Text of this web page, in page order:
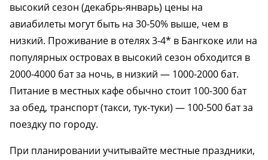
высокий сезон (декабрь-январь) цены на
авиабилеты могут быть на 30-50% выше, чем в
низкий. Проживание в отелях 3-4* в Бангкоке или на
популярных островах в высокий сезон обходится в
2000-4000 бат за ночь, в низкий — 1000-2000 бат.
Питание в местных кафе обычно стоит 100-300 бат
за обед, транспорт (такси, тук-туки) — 100-500 бат за
поездку по городу.
При планировании учитывайте местные праздники,